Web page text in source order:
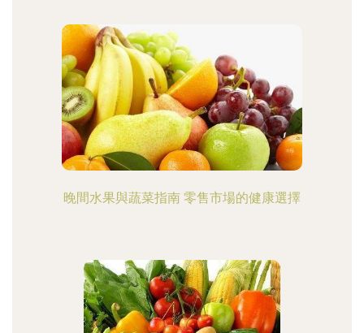
晚間水果與蔬菜指南 零售市場的健康選擇